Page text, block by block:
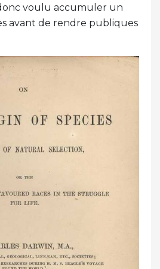
voulu accumuler un
avant de rendre publiques